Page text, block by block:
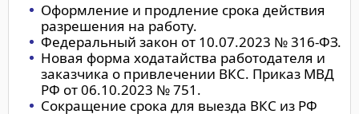
Оформление и продление срока действия
разрешения на работу.
Федеральный закон от 10.07.2023 № 316-ФЗ.
Новая форма ходатайства работодателя и
заказчика о привлечении ВКС. Приказ МВД
РФ от 06.10.2023 № 751.
Сокращение срока для выезда ВКС из РФ